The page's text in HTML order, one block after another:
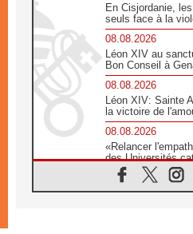
En Cisjordanie,
seuls face à la
08.08.2026
Léon XIV au
Bon Conseil à
08.08.2026
Léon XIV: Sainte
la victoire de
08.08.2026
«Relancer
des Universités
08.08.2026
Signis 2026,